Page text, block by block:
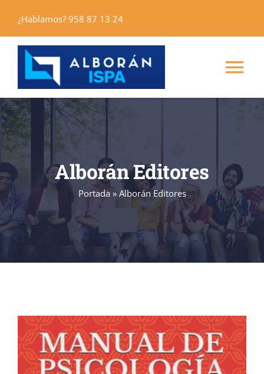
contenido
¿Hablamos? 958 87 13 24
Inicio
Máster
Cursos
Alborán Editores
Conócenos
Alborán Editores
Portada» Alborán Editores